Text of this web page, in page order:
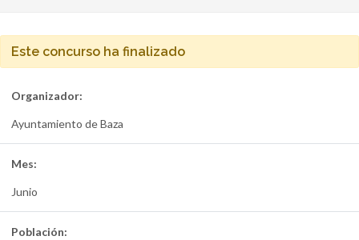
Este concurso ha finalizado
Organizador:
Ayuntamiento de Baza
Mes:
Junio
Población: